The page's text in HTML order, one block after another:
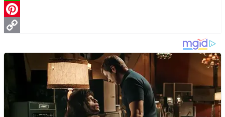
WhatsApp
Pinterest
Link